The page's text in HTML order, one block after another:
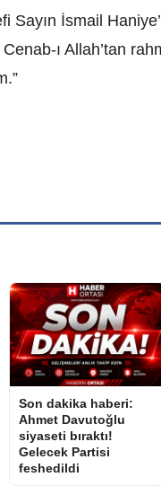
Sayın İsmail
ı Allah’tan
Son dakika haberi:
Ahmet Davutoğlu
siyaseti bıraktı!
Gelecek Partisi
feshedildi